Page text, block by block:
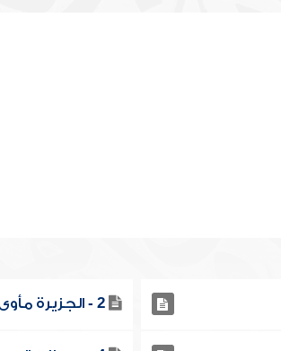
2 - الجزيرة مأوى المضطهدين والمشردين